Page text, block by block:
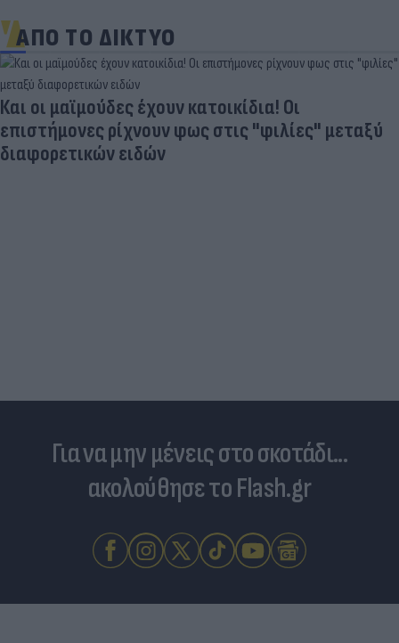
ΑΠΟ ΤΟ ΔΙΚΤΥΟ
Και οι μαϊμούδες έχουν κατοικίδια! Οι
επιστήμονες ρίχνουν φως στις "φιλίες" μεταξύ
διαφορετικών ειδών
Για να μην μένεις στο σκοτάδι...
ακολούθησε το Flash.gr